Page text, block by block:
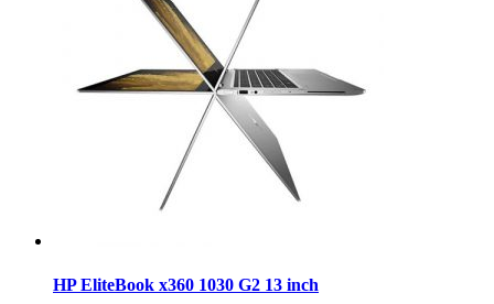
HP EliteBook x360 1030 G2 13 inch